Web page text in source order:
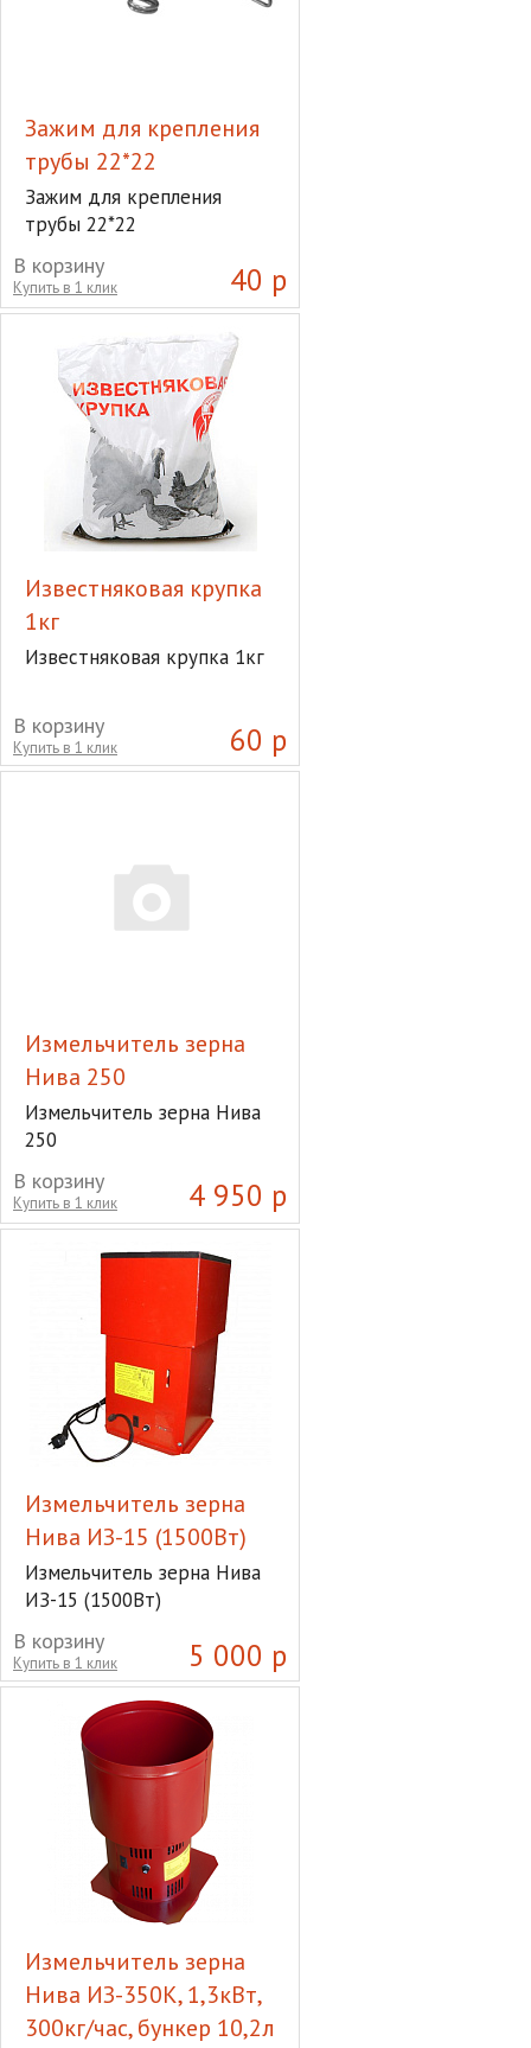
Зажим для крепления
трубы 22*22
Зажим для крепления
трубы 22*22
40 р
В корзину
Купить в 1 клик
Известняковая крупка
1кг
Известняковая крупка 1кг
60 р
В корзину
Купить в 1 клик
Измельчитель зерна
Нива 250
Измельчитель зерна Нива
250
4 950 р
В корзину
Купить в 1 клик
Измельчитель зерна
Нива ИЗ-15 (1500Вт)
Измельчитель зерна Нива
ИЗ-15 (1500Вт)
5 000 р
В корзину
Купить в 1 клик
Измельчитель зерна
Нива ИЗ-350К, 1,3кВт,
300кг/час, бункер 10,2л